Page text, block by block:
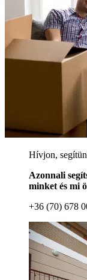
Hívjon,
Azonnali
minket és mi
+36 (70) 678